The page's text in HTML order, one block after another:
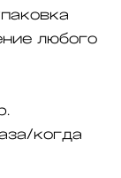
любого
когда